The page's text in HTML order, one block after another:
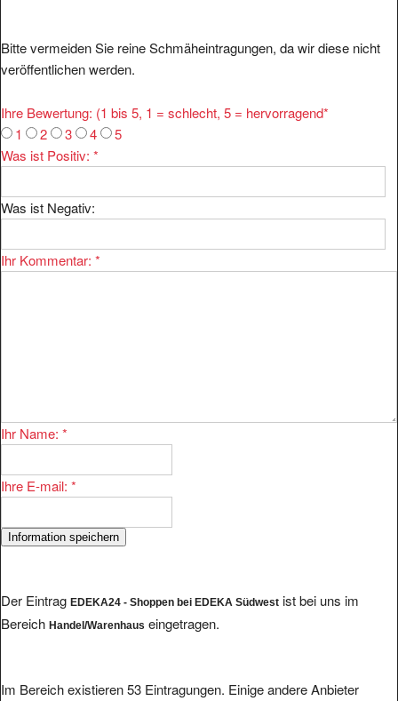
Bitte vermeiden Sie reine Schmäheintragungen, da wir diese nicht
veröffentlichen werden.
Ihre Bewertung: (1 bis 5, 1 = schlecht, 5 = hervorragend*
1
2 3 4
5
Was ist Positiv: *
Was ist Negativ:
Ihr Kommentar: *
Ihr Name: *
Ihre E-mail: *
Der Eintrag EDEKA24 - Shoppen bei EDEKA Südwest ist bei uns im
Bereich Handel/Warenhaus eingetragen.
Im Bereich existieren 53 Eintragungen. Einige andere Anbieter